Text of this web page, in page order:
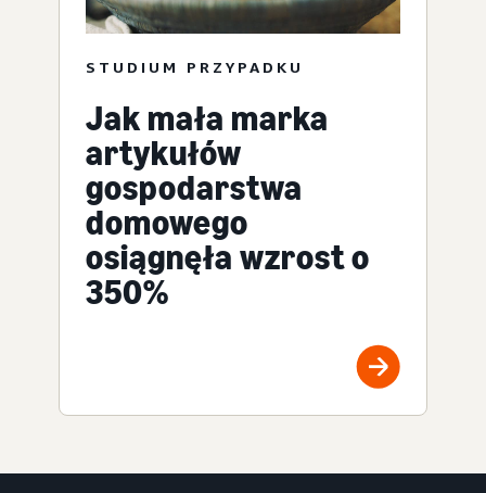
STUDIUM PRZYPADKU
Jak mała marka
artykułów
gospodarstwa
domowego
osiągnęła wzrost o
350%